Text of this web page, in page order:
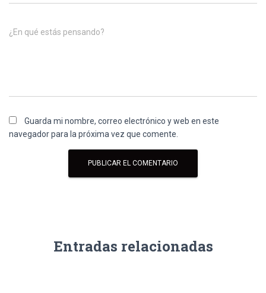
¿En qué estás pensando?
Guarda mi nombre, correo electrónico y web en este
navegador para la próxima vez que comente.
Entradas relacionadas